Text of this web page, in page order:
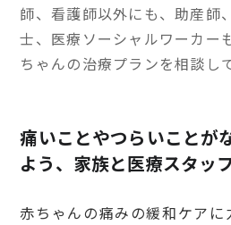
師、看護師以外にも、助産師
士、医療ソーシャルワーカー
ちゃんの治療プランを相談し
痛いことやつらいことが
よう、家族と医療スタッ
赤ちゃんの痛みの緩和ケアに